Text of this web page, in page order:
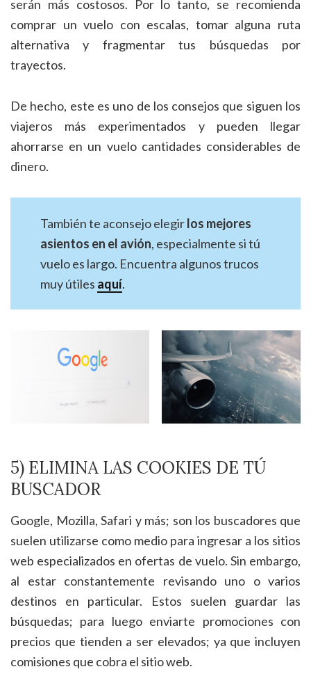
serán más costosos. Por lo tanto, se recomienda
comprar un vuelo con escalas, tomar alguna ruta
alternativa y fragmentar tus búsquedas por
trayectos.
De hecho, este es uno de los consejos que siguen los
viajeros más experimentados y pueden llegar
ahorrarse en un vuelo cantidades considerables de
dinero.
También te aconsejo elegirlos mejores
asientos en el avión, especialmente si tú
vuelo es largo. Encuentra algunos trucos
muy útiles aquí.
5) ELIMINA LAS COOKIES DE TÚ
BUSCADOR
Google, Mozilla, Safari y más; son los buscadores que
suelen utilizarse como medio para ingresar a los sitios
web especializados en ofertas de vuelo. Sin embargo,
al estar constantemente revisando uno o varios
destinos en particular. Estos suelen guardar las
búsquedas; para luego enviarte promociones con
precios que tienden a ser elevados; ya que incluyen
comisiones que cobra el sitio web.